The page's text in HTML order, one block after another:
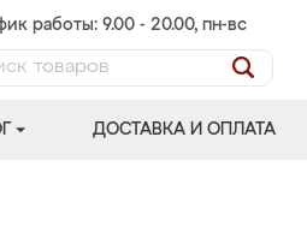
работы: 9.00 - 20.00, пн-вс
ДОСТАВКА И ОПЛАТА